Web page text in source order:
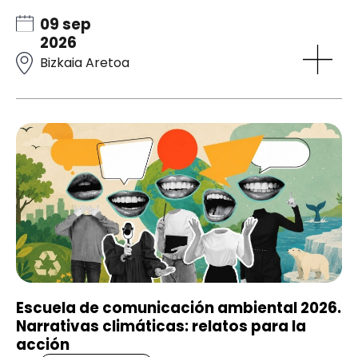
09 sep
2026
Bizkaia Aretoa
Escuela de comunicación ambiental 2026.
Narrativas climáticas: relatos para la
acción